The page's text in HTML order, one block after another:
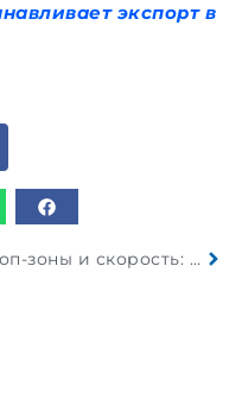
экспорт в
Стоп-зоны и скорость: какие ограничения вводят для арендных электросамокатов в Минске